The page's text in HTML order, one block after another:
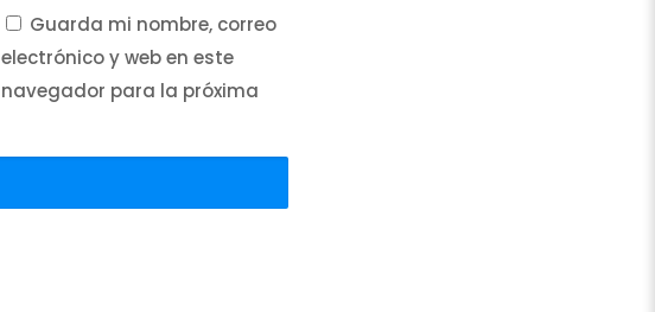
Guarda mi nombre, correo
electrónico y web en este
navegador para la próxima